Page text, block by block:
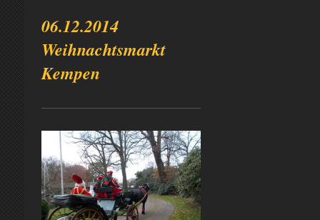
06.12.2014
Weihnachtsmarkt
Kempen